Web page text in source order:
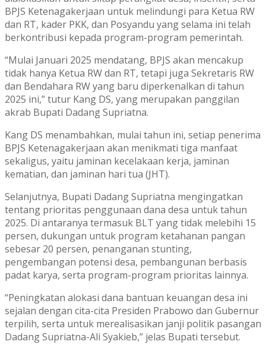
BPJS Ketenagakerjaan untuk melindungi para Ketua RW
dan RT, kader PKK, dan Posyandu yang selama ini telah
berkontribusi kepada program-program pemerintah.
“Mulai Januari 2025 mendatang, BPJS akan mencakup
tidak hanya Ketua RW dan RT, tetapi juga Sekretaris RW
dan Bendahara RW yang baru diperkenalkan di tahun
2025 ini,” tutur Kang DS, yang merupakan panggilan
akrab Bupati Dadang Supriatna.
Kang DS menambahkan, mulai tahun ini, setiap penerima
BPJS Ketenagakerjaan akan menikmati tiga manfaat
sekaligus, yaitu jaminan kecelakaan kerja, jaminan
kematian, dan jaminan hari tua (JHT).
Selanjutnya, Bupati Dadang Supriatna mengingatkan
tentang prioritas penggunaan dana desa untuk tahun
2025. Di antaranya termasuk BLT yang tidak melebihi 15
persen, dukungan untuk program ketahanan pangan
sebesar 20 persen, penanganan stunting,
pengembangan potensi desa, pembangunan berbasis
padat karya, serta program-program prioritas lainnya.
“Peningkatan alokasi dana bantuan keuangan desa ini
sejalan dengan cita-cita Presiden Prabowo dan Gubernur
terpilih, serta untuk merealisasikan janji politik pasangan
Dadang Supriatna-Ali Syakieb,” jelas Bupati tersebut.